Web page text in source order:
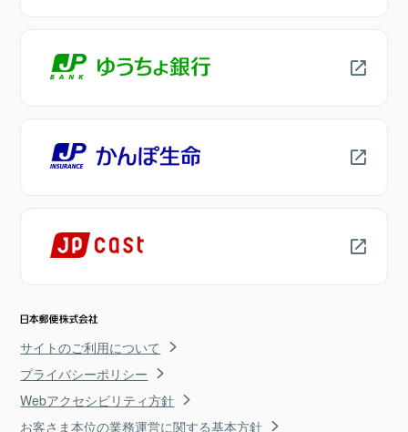
サイトのご利用について
プライバシーポリシー
Webアクセシビリティ方針
お客さま本位の業務運営に関する基本方針